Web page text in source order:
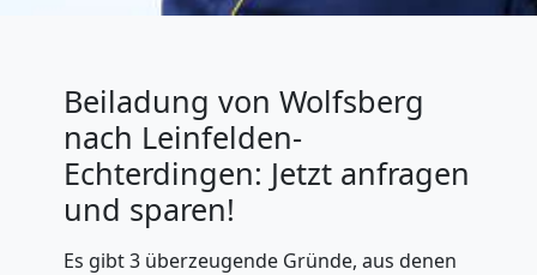
Beiladung von Wolfsberg
nach Leinfelden-
Echterdingen: Jetzt anfragen
und sparen!
Es gibt 3 überzeugende Gründe, aus denen